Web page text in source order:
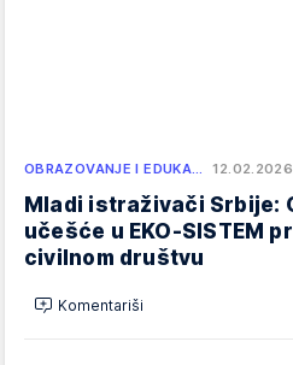
OBRAZOVANJE I EDUKA…
Mladi istraživači Srbije:
učešće u EKO-SISTEM
civilnom društvu
Komentariši